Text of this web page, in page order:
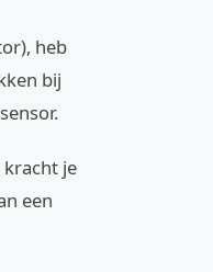
heb
bij
je
een